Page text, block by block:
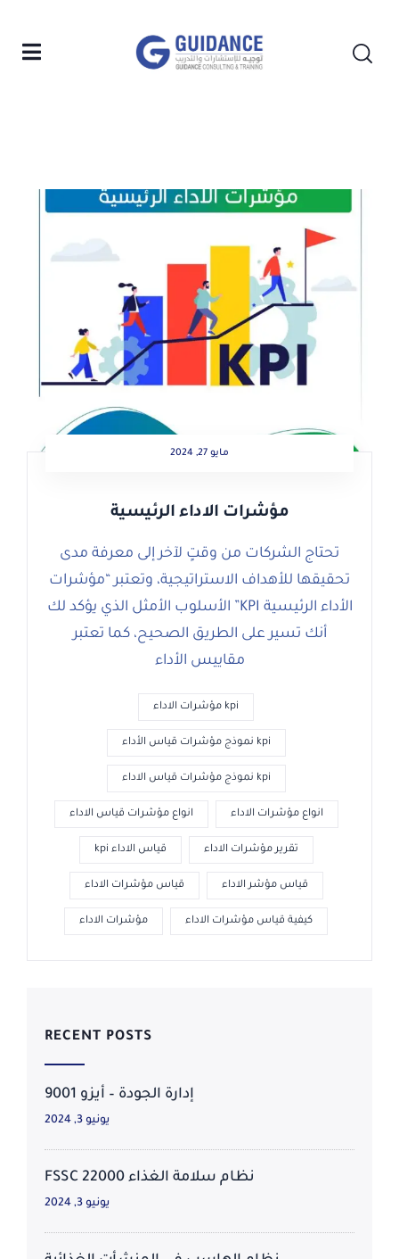
مايو 27, 2024
مؤشرات الاداء الرئيسية
تحتاج الشركات من وقتٍ لآخر إلى معرفة مدى
تحقيقها للأهداف الاستراتيجية، وتعتبر “مؤشرات
الأداء الرئيسية KPI” الأسلوب الأمثل الذي يؤكد لك
أنك تسير على الطريق الصحيح، كما تعتبر
مقاييس الأداء
kpi مؤشرات الاداء
kpi نموذج مؤشرات قياس الأداء
kpi نموذج مؤشرات قياس الاداء
انواع مؤشرات الاداء انواع مؤشرات قياس الاداء
تقرير مؤشرات الاداء قياس الاداء kpi
قياس مؤشر الاداء قياس مؤشرات الاداء
كيفية قياس مؤشرات الاداء مؤشرات الاداء
RECENT POSTS
إدارة الجودة – أيزو 9001
يونيو 3, 2024
نظام سلامة الغذاء FSSC 22000
يونيو 3, 2024